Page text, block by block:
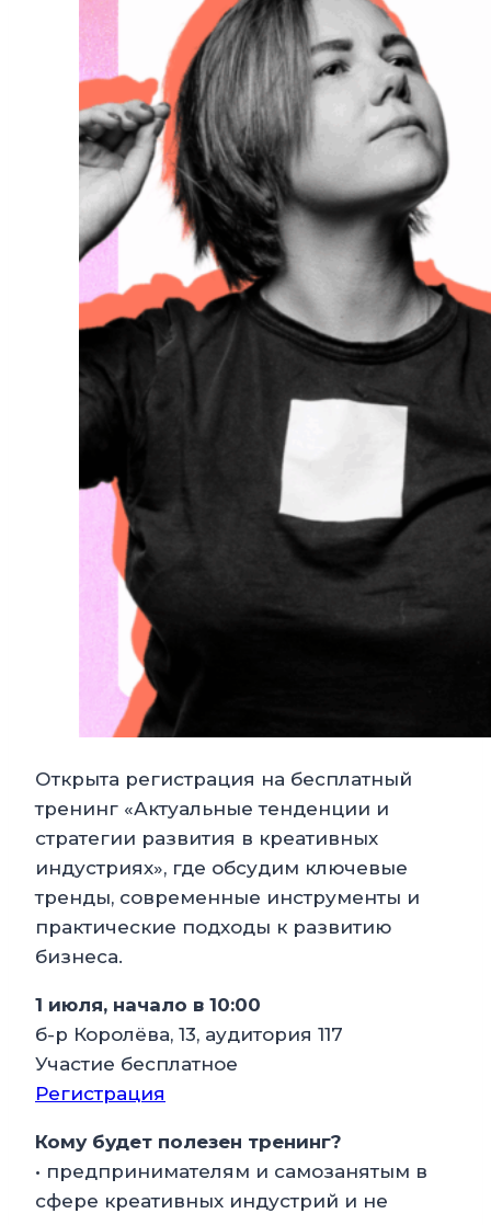
Открыта регистрация на бесплатный
тренинг «Актуальные тенденции и
стратегии развития в креативных
индустриях», где обсудим ключевые
тренды, современные инструменты и
практические подходы к развитию
бизнеса.
1 июля, начало в 10:00
б-р Королёва, 13, аудитория 117
Участие бесплатное
Регистрация
Кому будет полезен тренинг?
• предпринимателям и самозанятым в
сфере креативных индустрий и не